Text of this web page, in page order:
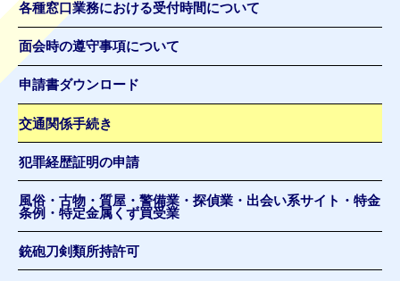
各種窓口業務における受付時間について
面会時の遵守事項について
申請書ダウンロード
交通関係手続き
犯罪経歴証明の申請
風俗・古物・質屋・警備業・探偵業・出会い系サイト・特金
条例・特定金属くず買受業
銃砲刀剣類所持許可